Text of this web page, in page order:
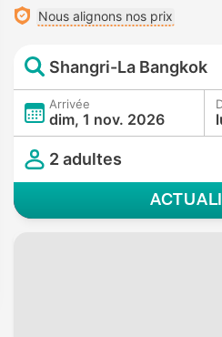
Nous alignons nos prix
Shangri-La Bangkok
Arrivée
dim, 1 nov. 2026
2 adultes